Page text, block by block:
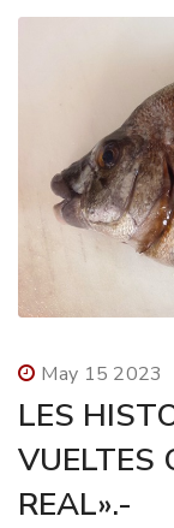
May 15 2023
LES
VUELTES
REAL».-